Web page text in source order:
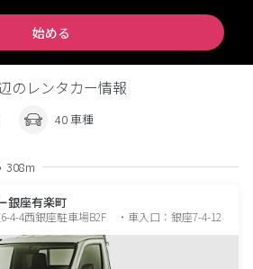
始める
のレンタカー情報
40 車種
308m
銀座有楽町
4-4西銀座駐車場B2F ・車入口：銀座7-4-12